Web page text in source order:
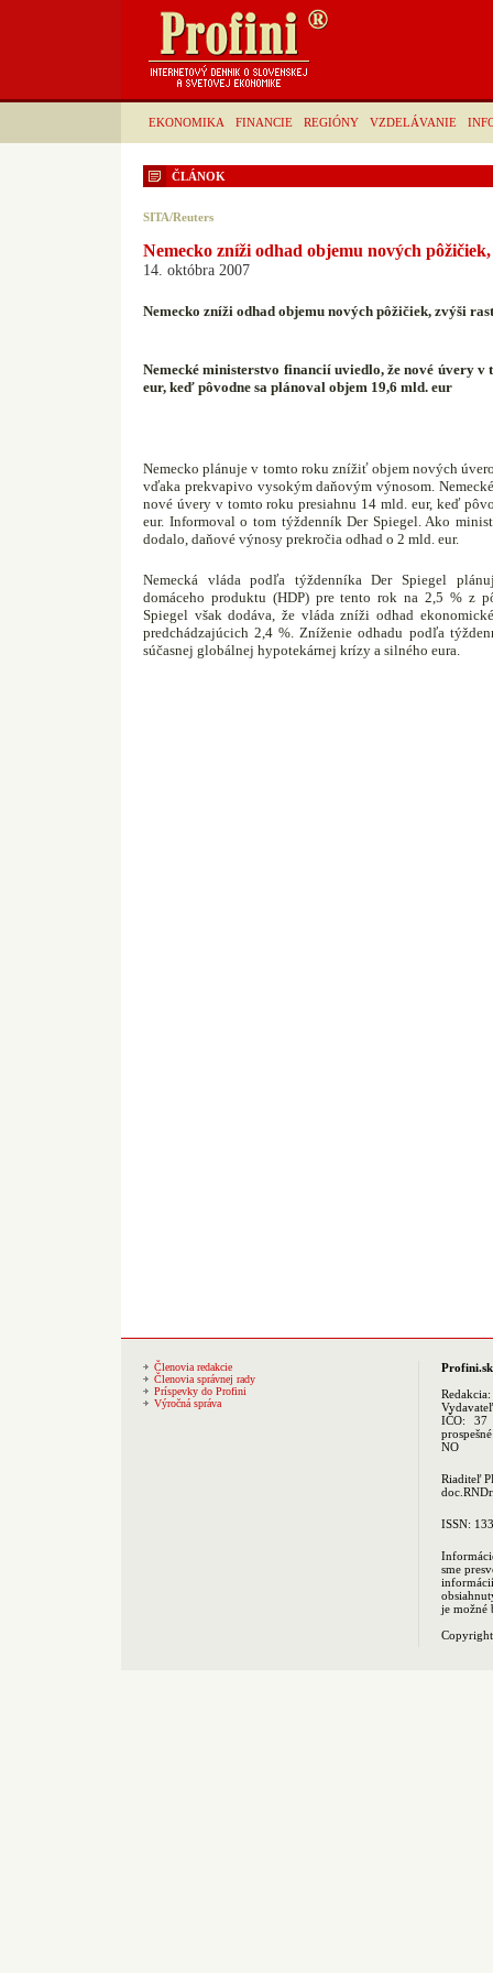
EKONOMIKA FINANCIE REGIÓNY VZDELÁVANIE
ČLÁNOK
SITA/Reuters
Nemecko zníži odhad objemu nových
14. októbra 2007
Nemecko zníži odhad objemu nových pôžičiek, zvýši
Nemecké ministerstvo financií uviedlo, že nové úvery
eur, keď pôvodne sa plánoval objem 19,6 mld. eur
Nemecko plánuje v tomto roku znížiť objem nových
vďaka prekvapivo vysokým daňovým výnosom.
nové úvery v tomto roku presiahnu 14 mld. eur, keď
eur. Informoval o tom týždenník Der Spiegel. Ako
dodalo, daňové výnosy prekročia odhad o 2 mld. eur.
Nemecká vláda podľa týždenníka Der Spiegel
domáceho produktu (HDP) pre tento rok na 2,5 % z
Spiegel však dodáva, že vláda zníži odhad
predchádzajúcich 2,4 %. Zníženie odhadu podľa
súčasnej globálnej hypotekárnej krízy a silného eura.
Členovia redakcie
Členovia správnej rady
Príspevky do Profini
Výročná správa
Profini.sk
Redakcia:
IČO: 37
NO
Riaditeľ
ISSN:
sme
je možné